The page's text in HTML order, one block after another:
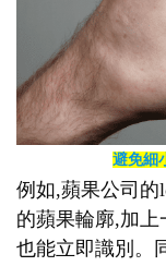
避免細
例如,蘋果公司的
的蘋果輪廓,加
也能立即識別。